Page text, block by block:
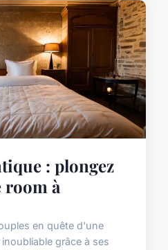
: plongez
room à
en quête d'une
grâce à ses